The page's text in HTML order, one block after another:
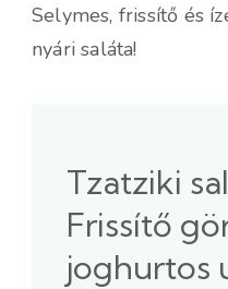
Selymes, frissítő és
nyári saláta!
Tzatziki
Frissítő
joghurtos